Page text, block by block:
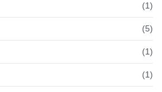
(1)
(5)
(1)
(1)